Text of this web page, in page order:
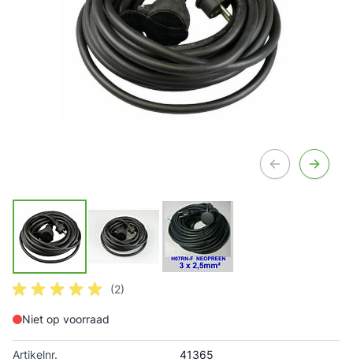
(2)
Niet op voorraad
Artikelnr. 41365